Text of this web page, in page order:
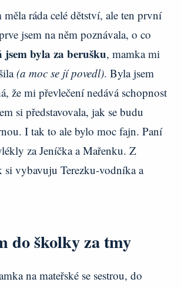
ráda celé dětství, ale ten první
jsem na něm poznávala, o co
jsem byla za berušku, mamka mi
(a moc se jí povedl). Byla jsem
že mi převlečení nedává schopnost
si představovala, jak se budu
I tak to ale bylo moc fajn. Paní
za Jeníčka a Mařenku. Z
si vybavuju Terezku-vodníka a
do školky za tmy
na mateřské se sestrou, do